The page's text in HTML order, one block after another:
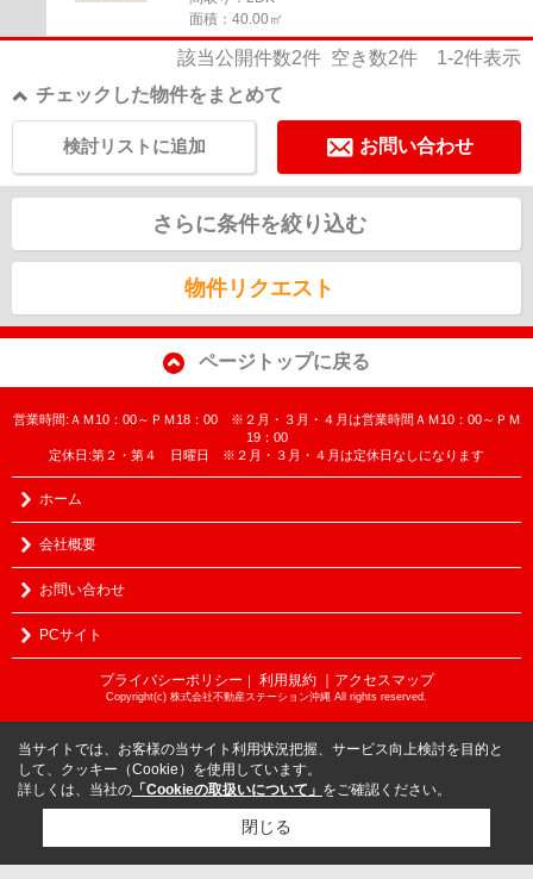
面積：40.00㎡
該当公開件数2件 空き数2件 1-2件表示
チェックした物件をまとめて
お問い合わせ
検討リストに追加
さらに条件を絞り込む
物件リクエスト
ページトップに戻る
営業時間:ＡＭ10：00～ＰＭ18：00 ※２月・３月・４月は営業時間ＡＭ10：00～ＰＭ
19：00
定休日:第２・第４ 日曜日 ※２月・３月・４月は定休日なしになります
ホーム
会社概要
お問い合わせ
PCサイト
プライバシーポリシー ｜ 利用規約 ｜アクセスマップ
Copyright(c) 株式会社不動産ステーション沖縄 All rights reserved.
当サイトでは、お客様の当サイト利用状況把握、サービス向上検討を目的と
して、クッキー（Cookie）を使用しています。
詳しくは、当社の 「Cookieの取扱いについて」 をご確認ください。
閉じる